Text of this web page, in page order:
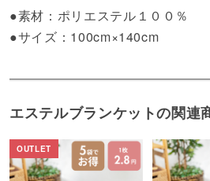
●素材：ポリエステル１００％
●サイズ：100cm×140cm
エステルブランケットの関連